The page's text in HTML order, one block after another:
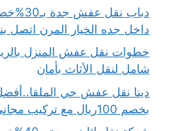
دباب
داخل جده الخيار المرن اتصل
خطوات نقل عفش المنزل
شامل لنقل الأثاث بأمان
دينا نقل عفش حي
بخصم 100ريال مع تركيب مجاني للعفش